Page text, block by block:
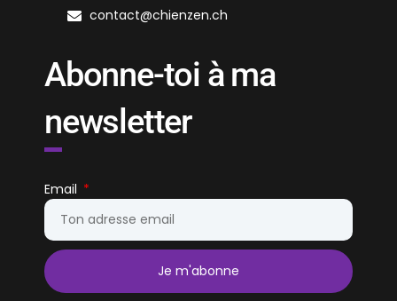
contact@chienzen.ch
Abonne-toi à ma
newsletter
Email
Je m'abonne